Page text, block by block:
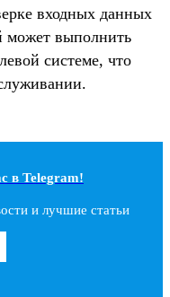
входных данных
может выполнить
системе, что
в Telegram!
и лучшие статьи